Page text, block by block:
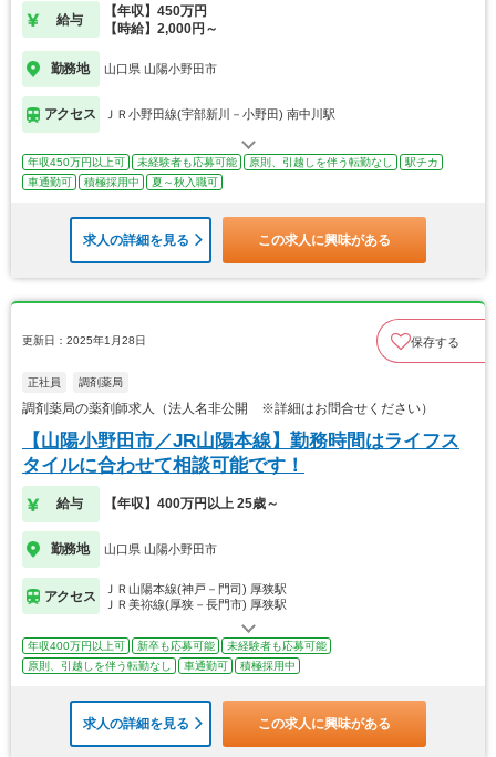
給与
【年収】450万円
【時給】2,000円～
勤務地 山口県 山陽小野田市
アクセス ＪＲ小野田線(宇部新川－小野田) 南中川駅
年収450万円以上可 未経験者も応募可能 原則、引越しを伴う転勤なし
駅チカ
車通勤可
積極採用中 夏～秋入職可
求人の詳細を見る この求人に興味がある
更新日：2025年1月28日 保存する
正社員 調剤薬局
調剤薬局の薬剤師求人（法人名非公開 ※詳細はお問合せください）
【山陽小野田市／JR山陽本線】勤務時間はライフス
タイルに合わせて相談可能です！
給与 【年収】400万円以上 25歳～
勤務地 山口県 山陽小野田市
アクセス
ＪＲ山陽本線(神戸－門司) 厚狭駅
ＪＲ美祢線(厚狭－長門市) 厚狭駅
年収400万円以上可 新卒も応募可能
未経験者も応募可能
原則、引越しを伴う転勤なし
車通勤可 積極採用中
求人の詳細を見る この求人に興味がある